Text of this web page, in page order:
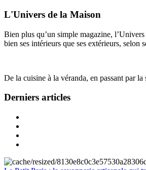
L'Univers de la Maison
Bien plus qu’un simple magazine,
bien ses intérieurs que ses extérieurs, selon
De la cuisine à la véranda, en passant par
Derniers articles